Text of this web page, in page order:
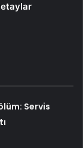
Servis